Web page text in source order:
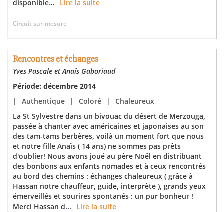
disponible... Lire la suite
Circuit sur-mesure
Rencontres et échanges
Yves Pascale et Anaïs Gaboriaud
Période: décembre 2014
|
Authentique | Coloré |
Chaleureux
La St Sylvestre dans un bivouac du désert de Merzouga,
passée à chanter avec américaines et japonaises au son
des tam-tams berbères, voilà un moment fort que nous
et notre fille Anaïs ( 14 ans) ne sommes pas prêts
d'oublier! Nous avons joué au père Noël en distribuant
des bonbons aux enfants nomades et à ceux rencontrés
au bord des chemins : échanges chaleureux ( grâce à
Hassan notre chauffeur, guide, interprète ), grands yeux
émerveillés et sourires spontanés : un pur bonheur !
Merci Hassan d...
Lire la suite